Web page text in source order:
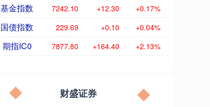
基金指数 7242.10 +12.30 +0.17%
国债指数 229.69 +0.10 +0.04%
期指IC0 7877.80 +164.40 +2.13%
财盛证券